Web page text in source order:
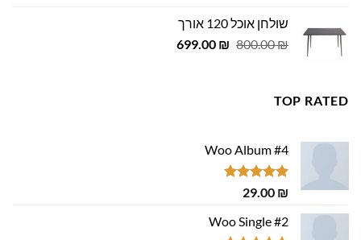
500.00 ₪.שולחן אוכל 120 אורך
800.00₪
המחיר
699.00 ₪
המחיר
TOP RATED
Woo Album #4
דורג5.00
29.00 ₪
Woo Single #2